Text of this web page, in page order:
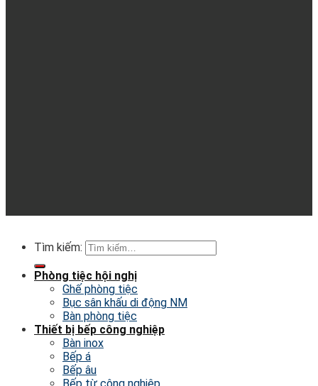
Tìm kiếm:
Phòng tiệc hội nghị
Ghế phòng tiệc
Bục sân khấu di động NM
Bàn phòng tiệc
Thiết bị bếp công nghiệp
Bàn inox
Bếp á
Bếp âu